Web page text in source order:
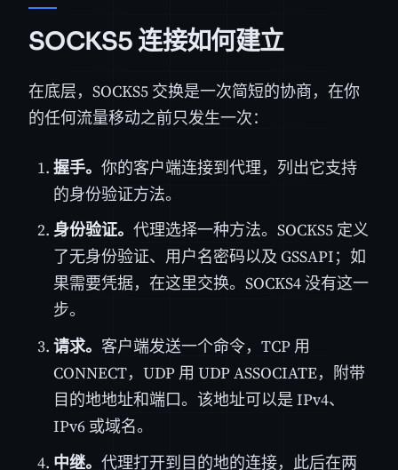
SOCKS5 连接如何建立
在底层，SOCKS5 交换是一次简短的协商，在你
的任何流量移动之前只发生一次：
握手。 你的客户端连接到代理，列出它支持
的身份验证方法。
身份验证。 代理选择一种方法。SOCKS5 定义
了无身份验证、用户名密码以及 GSSAPI；如
果需要凭据，在这里交换。SOCKS4 没有这一
步。
请求。 客户端发送一个命令，TCP 用
CONNECT，UDP 用 UDP ASSOCIATE，附带
目的地地址和端口。该地址可以是 IPv4、
IPv6 或域名。
中继。 代理打开到目的地的连接，此后在两